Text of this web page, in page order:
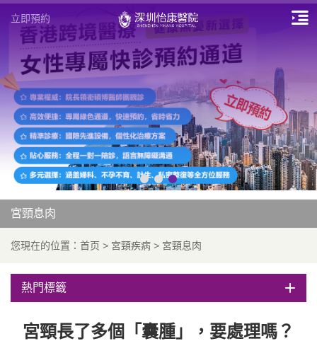
立即預約
宮頸息肉
您現在的位置： 首页 > 宮頸疾病 > 宮頸息肉
熱門標籤
宮頸長了多個「囊腫」，要處理嗎？